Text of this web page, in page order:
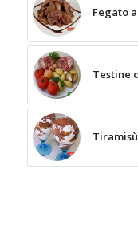
Fegato
Testine